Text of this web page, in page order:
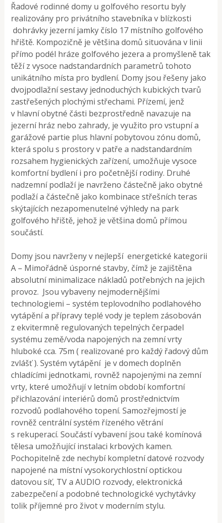
Řadové rodinné domy u golfového resortu byly
realizovány pro privátního stavebníka v blízkosti
dohrávky jezerní jamky číslo 17 místního golfového
hřiště. Kompozičně je většina domů situována v linii
přímo podél hráze golfového jezera a promyšleně tak
těží z vysoce nadstandardních parametrů tohoto
unikátního místa pro bydlení. Domy jsou řešeny jako
dvojpodlažní sestavy jednoduchých kubických tvarů
zastřešených plochými střechami. Přízemí, jenž
v hlavní obytné části bezprostředně navazuje na
jezerní hráz nebo zahrady, je využito pro vstupní a
garážové partie plus hlavní pobytovou zónu domů,
která spolu s prostory v patře a nadstandardním
rozsahem hygienických zařízení, umožňuje vysoce
komfortní bydlení i pro početnější rodiny. Druhé
nadzemní podlaží je navrženo částečně jako obytné
podlaží a částečně jako kombinace střešních teras
skýtajících nezapomenutelné výhledy na park
golfového hřiště, jehož je většina domů přímou
součástí.
Domy jsou navrženy v nejlepší energetické kategorii
A – Mimořádně úsporné stavby, čímž je zajištěna
absolutní minimalizace nákladů potřebných na jejich
provoz. Jsou vybaveny nejmodernějšími
technologiemi – systém teplovodního podlahového
vytápění a přípravy teplé vody je teplem zásobován
z ekvitermně regulovaných tepelných čerpadel
systému země/voda napojených na zemní vrty
hluboké cca. 75m ( realizované pro každý řadový dům
zvlášť ). Systém vytápění je v domech doplněn
chladícími jednotkami, rovněž napojenými na zemní
vrty, které umožňují v letním období komfortní
přichlazování interiérů domů prostřednictvím
rozvodů podlahového topení. Samozřejmostí je
rovněž centrální systém řízeného větrání
s rekuperací. Součástí vybavení jsou také komínová
tělesa umožňující instalaci krbových kamen.
Pochopitelně zde nechybí kompletní datové rozvody
napojené na místní vysokorychlostní optickou
datovou síť, TV a AUDIO rozvody, elektronická
zabezpečení a podobné technologické vychytávky
tolik příjemné pro život v moderním stylu.